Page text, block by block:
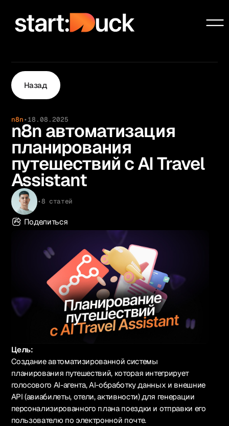
Сообщество
Проекты
Услуги
Образование
Ai Automation Agency
Блог
О нас
Контакты
Русский
1k+ участников
Вступить в Telegram
Назад
n8n•18.08.2025
n8n автоматизация
планирования
путешествий с AI Travel
Assistant
•8 статей
Поделиться
Цель:
Создание автоматизированной системы
планирования путешествий, которая интегрирует
голосового AI-агента, AI-обработку данных и внешние
API (авиабилеты, отели, активности) для генерации
персонализированного плана поездки и отправки его
пользователю по электронной почте.